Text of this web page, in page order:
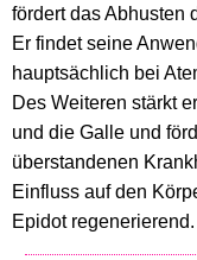
fördert das Abhusten
Er findet seine
hauptsächlich bei
Des Weiteren stärkt
und die Galle und
überstandenen
Einfluss auf den
Epidot regenerierend.